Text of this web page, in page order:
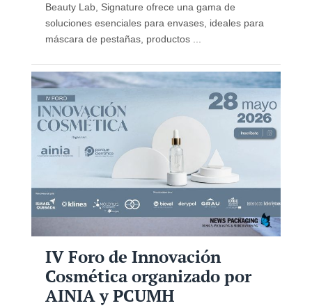
Beauty Lab, Signature ofrece una gama de
soluciones esenciales para envases, ideales para
máscara de pestañas, productos ...
IV Foro de Innovación
Cosmética organizado por
AINIA y PCUMH